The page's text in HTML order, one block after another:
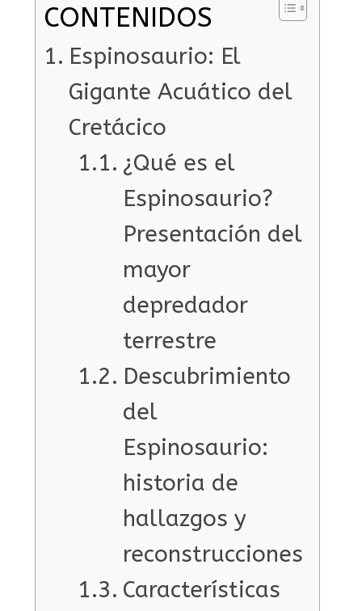
CONTENIDOS
Espinosaurio: El
Gigante Acuático del
Cretácico
¿Qué es el
Espinosaurio?
Presentación del
mayor
depredador
terrestre
Descubrimiento
del
Espinosaurio:
historia de
hallazgos y
reconstrucciones
Características